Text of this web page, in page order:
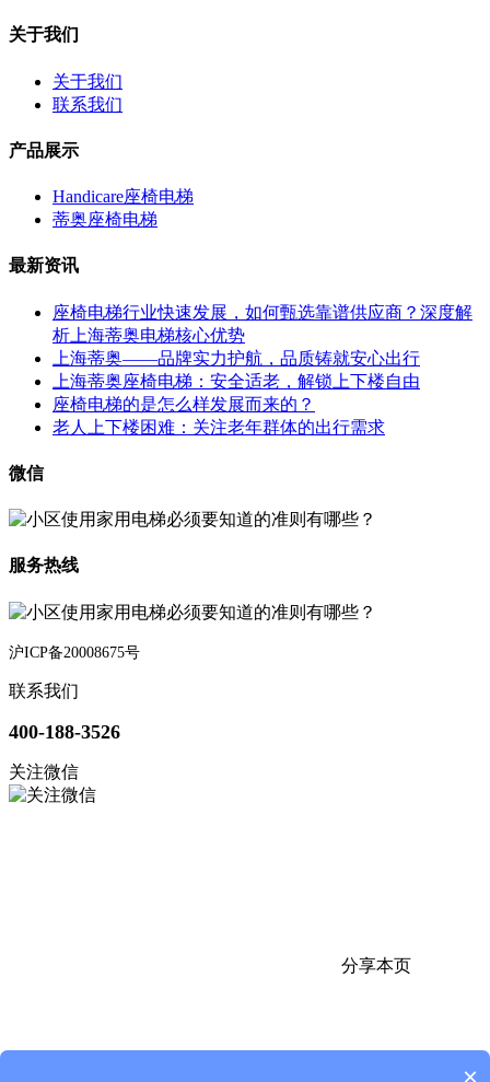
关于我们
关于我们
联系我们
产品展示
Handicare座椅电梯
蒂奥座椅电梯
最新资讯
座椅电梯行业快速发展，如何甄选靠谱供应商？深度解
析上海蒂奥电梯核心优势
上海蒂奥——品牌实力护航，品质铸就安心出行
上海蒂奥座椅电梯：安全适老，解锁上下楼自由
座椅电梯的是怎么样发展而来的？
老人上下楼困难：关注老年群体的出行需求
微信
服务热线
沪ICP备20008675号
联系我们
400-188-3526
关注微信
分享本页